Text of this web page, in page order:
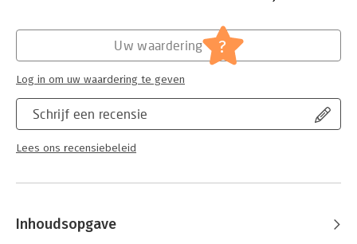
Onroerend goed recht [vastgoed]
Serie:
Wonen en kopen in
Schrijf een recensie
Lees ons recensiebeleid
Uw waardering ?
Log in om uw waardering te geven
Inhoudsopgave